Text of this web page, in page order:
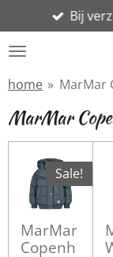
direct
naar
hoofdinhoud
Bij
home » MarMar
MarMar
Sale!
MarMar
Copenh